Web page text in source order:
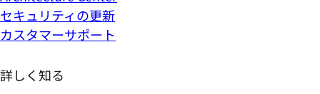
セキュリティの更新
カスタマーサポート
詳しく知る